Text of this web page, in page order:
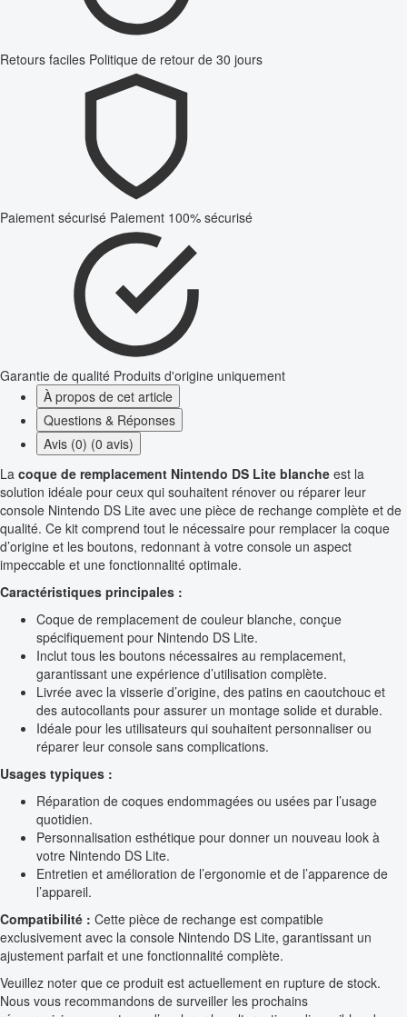
Retours faciles Politique de retour de 30 jours
Paiement sécurisé Paiement 100% sécurisé
Garantie de qualité Produits d'origine uniquement
À propos de cet article
Questions & Réponses
Avis (0) (0 avis)
La coque de remplacement Nintendo DS Lite blanche est la
solution idéale pour ceux qui souhaitent rénover ou réparer leur
console Nintendo DS Lite avec une pièce de rechange complète et de
qualité. Ce kit comprend tout le nécessaire pour remplacer la coque
d’origine et les boutons, redonnant à votre console un aspect
impeccable et une fonctionnalité optimale.
Caractéristiques principales :
Coque de remplacement de couleur blanche, conçue
spécifiquement pour Nintendo DS Lite.
Inclut tous les boutons nécessaires au remplacement,
garantissant une expérience d’utilisation complète.
Livrée avec la visserie d’origine, des patins en caoutchouc et
des autocollants pour assurer un montage solide et durable.
Idéale pour les utilisateurs qui souhaitent personnaliser ou
réparer leur console sans complications.
Usages typiques :
Réparation de coques endommagées ou usées par l’usage
quotidien.
Personnalisation esthétique pour donner un nouveau look à
votre Nintendo DS Lite.
Entretien et amélioration de l’ergonomie et de l’apparence de
l’appareil.
Compatibilité : Cette pièce de rechange est compatible
exclusivement avec la console Nintendo DS Lite, garantissant un
ajustement parfait et une fonctionnalité complète.
Veuillez noter que ce produit est actuellement en rupture de stock.
Nous vous recommandons de surveiller les prochains